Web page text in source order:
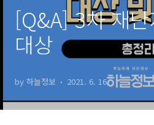
[Q&A] 3차 재
대상
by 하늘정보 2021. 6. 16.